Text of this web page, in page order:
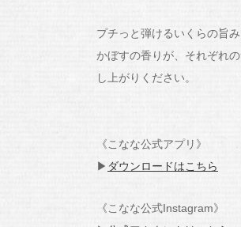
プチっと弾けるいくらの旨
かぼすの香りが、それぞれ
し上がりください。
《こなな公式アプリ》
▶ ダウンロードはこちら
《こなな公式Instagram》